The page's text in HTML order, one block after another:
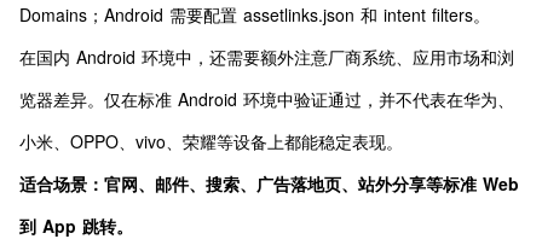
Domains；Android 需要配置 assetlinks.json 和 intent filters。
在国内 Android 环境中，还需要额外注意厂商系统、应用市场和浏
览器差异。仅在标准 Android 环境中验证通过，并不代表在华为、
小米、OPPO、vivo、荣耀等设备上都能稳定表现。
适合场景：官网、邮件、搜索、广告落地页、站外分享等标准 Web
到 App 跳转。